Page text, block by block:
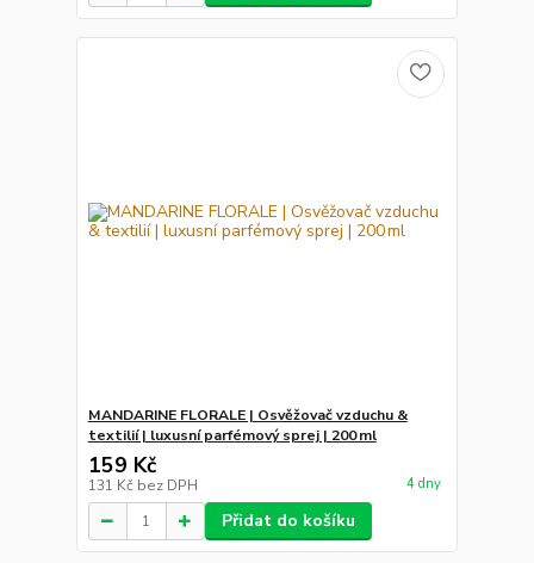
MANDARINE FLORALE | Osvěžovač vzduchu &
textilií | luxusní parfémový sprej | 200 ml
159 Kč
131 Kč bez DPH 4 dny
Přidat do košíku